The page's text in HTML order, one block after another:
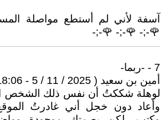
آسفة لأني لم أستطع مواصلة
🌹-;- 🌹-;- 🌹-;-
7 - -ربما-
أمين بن سعيد ( 2025 / 11 / 5 - 18:06 )
لوهلة شككتُ أن نفس ذلك الشخص
وأعاد دون خجل أني غادرتُ